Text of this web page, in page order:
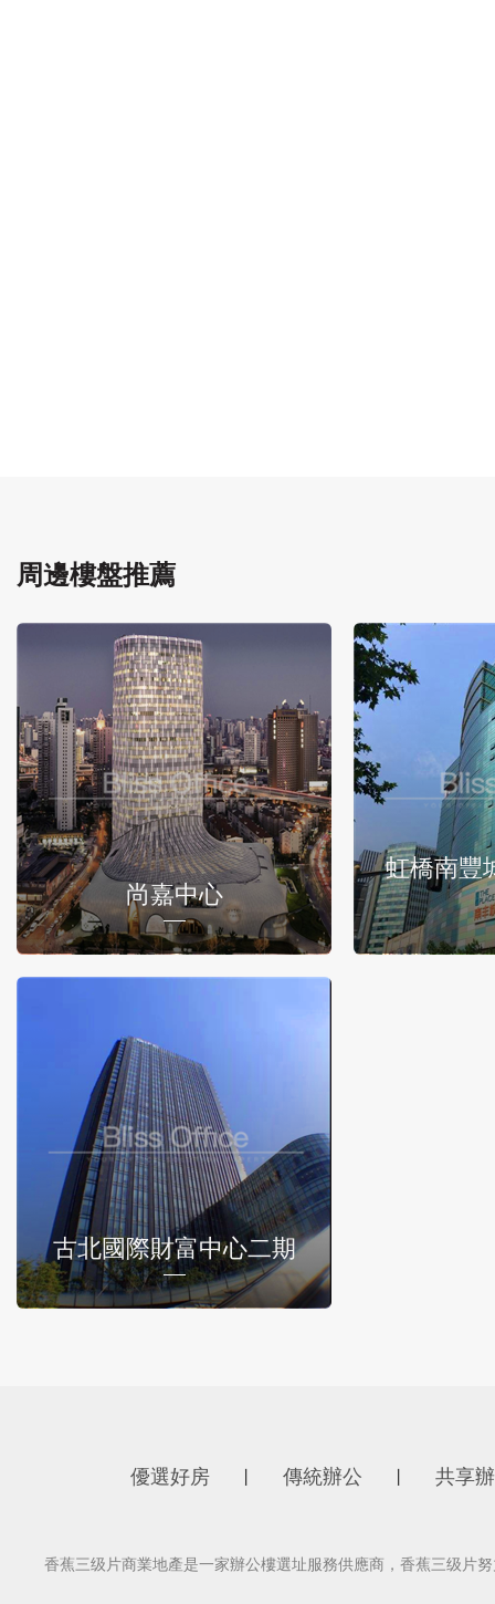
周邊樓盤推薦
尚嘉中心
虹橋南豐
古北國際財富中心二期
優選好房 傳統辦公 共享
香蕉三级片商業地產是一家辦公樓選址服務供應商，香蕉三级片努